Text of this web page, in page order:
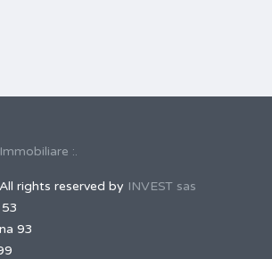
rights reserved by INVEST sas
93